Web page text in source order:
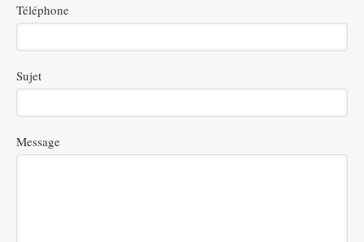
Téléphone
Sujet
Message